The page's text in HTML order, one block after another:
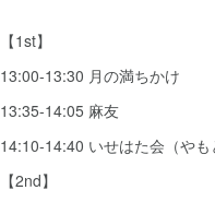
【1st】
13:00-13:30 月の満ちかけ
13:35-14:05 麻友
14:10-14:40 いせはた会（やも
【2nd】